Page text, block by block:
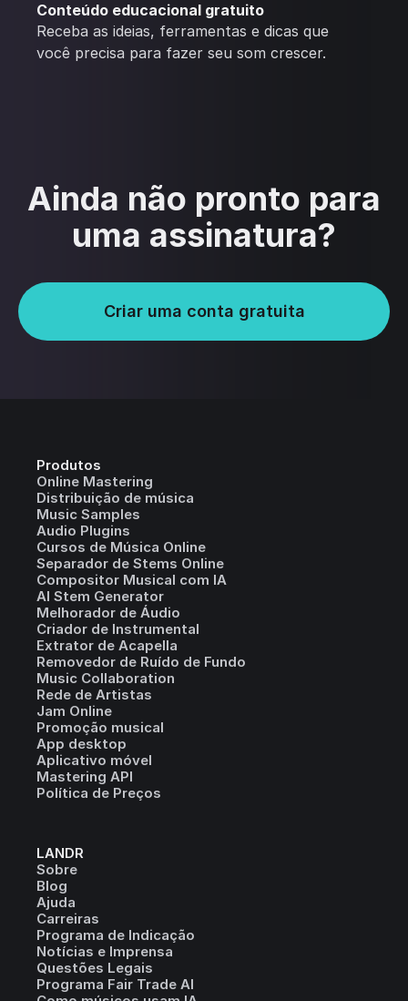
Conteúdo educacional gratuito
Receba as ideias, ferramentas e dicas que
você precisa para fazer seu som crescer.
Ainda não pronto para
uma assinatura?
Criar uma conta gratuita
Produtos
Online Mastering
Distribuição de música
Music Samples
Audio Plugins
Cursos de Música Online
Separador de Stems Online
Compositor Musical com IA
AI Stem Generator
Melhorador de Áudio
Criador de Instrumental
Extrator de Acapella
Removedor de Ruído de Fundo
Music Collaboration
Rede de Artistas
Jam Online
Promoção musical
App desktop
Aplicativo móvel
Mastering API
Política de Preços
LANDR
Sobre
Blog
Ajuda
Carreiras
Programa de Indicação
Notícias e Imprensa
Questões Legais
Programa Fair Trade AI